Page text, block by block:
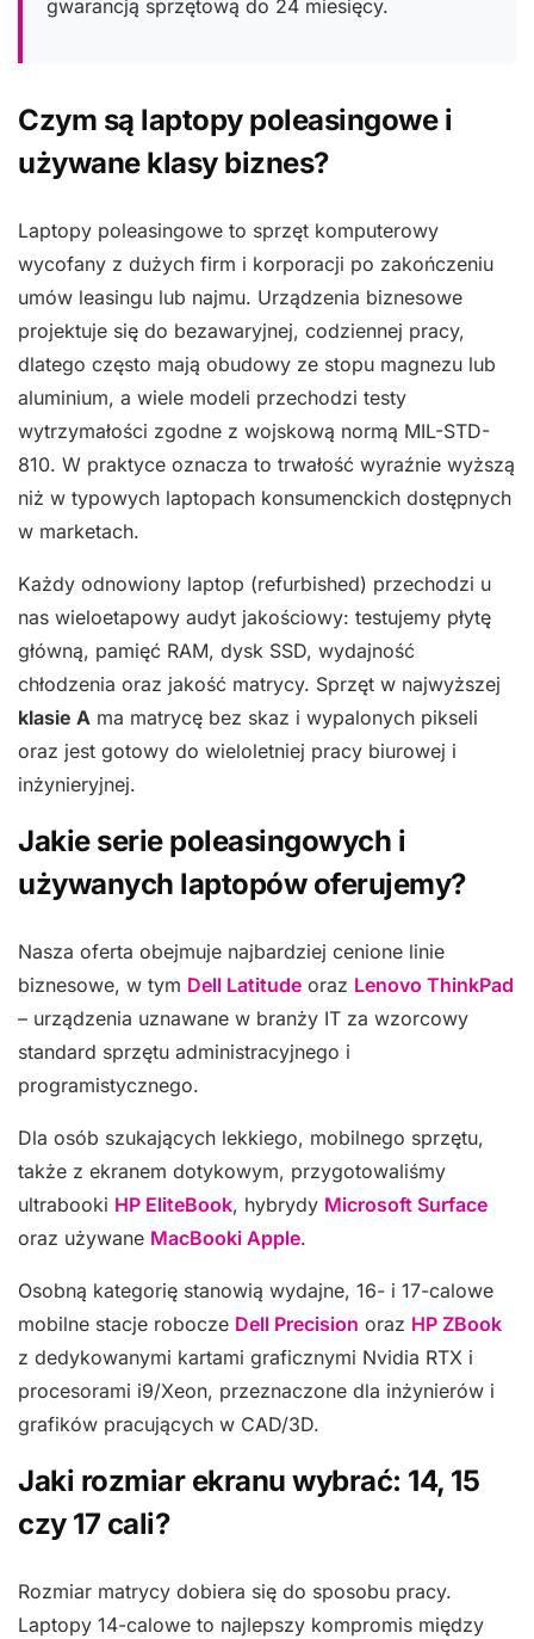
gwarancją sprzętową do 24 miesięcy.
Czym są laptopy poleasingowe i
używane klasy biznes?
Laptopy poleasingowe to sprzęt komputerowy
wycofany z dużych firm i korporacji po zakończeniu
umów leasingu lub najmu. Urządzenia biznesowe
projektuje się do bezawaryjnej, codziennej pracy,
dlatego często mają obudowy ze stopu magnezu lub
aluminium, a wiele modeli przechodzi testy
wytrzymałości zgodne z wojskową normą MIL-STD-
810. W praktyce oznacza to trwałość wyraźnie wyższą
niż w typowych laptopach konsumenckich dostępnych
w marketach.
Każdy odnowiony laptop (refurbished) przechodzi u
nas wieloetapowy audyt jakościowy: testujemy płytę
główną, pamięć RAM, dysk SSD, wydajność
chłodzenia oraz jakość matrycy. Sprzęt w najwyższej
klasie A ma matrycę bez skaz i wypalonych pikseli
oraz jest gotowy do wieloletniej pracy biurowej i
inżynieryjnej.
Jakie serie poleasingowych i
używanych laptopów oferujemy?
Nasza oferta obejmuje najbardziej cenione linie
biznesowe, w tym Dell Latitude oraz Lenovo ThinkPad
– urządzenia uznawane w branży IT za wzorcowy
standard sprzętu administracyjnego i
programistycznego.
Dla osób szukających lekkiego, mobilnego sprzętu,
także z ekranem dotykowym, przygotowaliśmy
ultrabooki HP EliteBook, hybrydy Microsoft Surface
oraz używane MacBooki Apple.
Osobną kategorię stanowią wydajne, 16- i 17-calowe
mobilne stacje robocze Dell Precision oraz HP ZBook
z dedykowanymi kartami graficznymi Nvidia RTX i
procesorami i9/Xeon, przeznaczone dla inżynierów i
grafików pracujących w CAD/3D.
Jaki rozmiar ekranu wybrać: 14, 15
czy 17 cali?
Rozmiar matrycy dobiera się do sposobu pracy.
Laptopy 14-calowe to najlepszy kompromis między